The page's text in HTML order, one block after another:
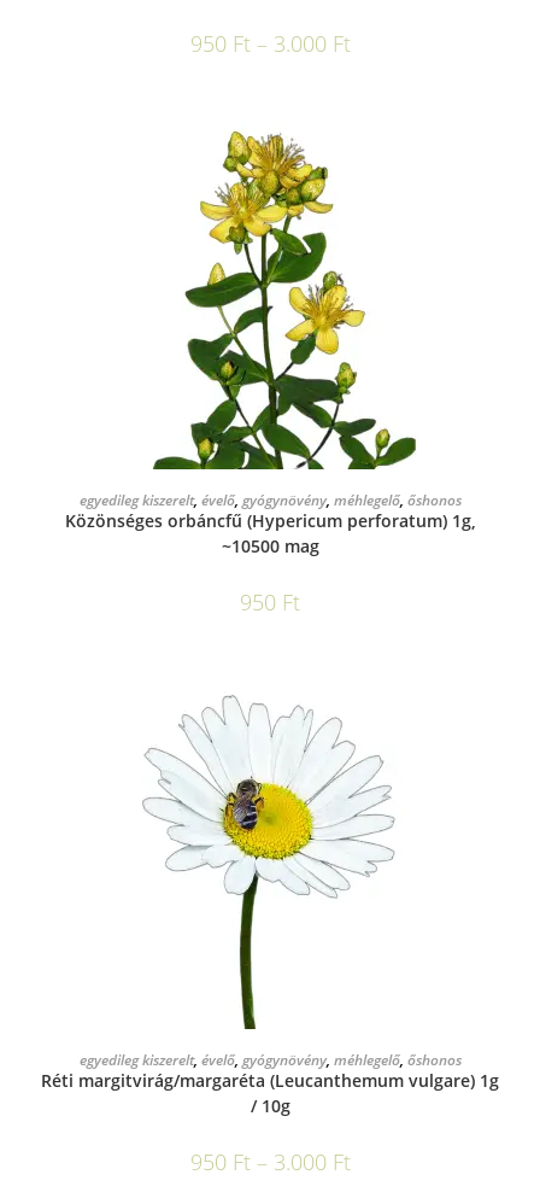
950 Ft – 3.000 Ft
KOSÁRBA TESZEM
egyedileg kiszerelt, évelő, gyógynövény, méhlegelő, őshonos
Közönséges orbáncfű (Hypericum perforatum) 1g,
~10500 mag
950 Ft
OPCIÓK VÁLASZTÁSA
egyedileg kiszerelt, évelő, gyógynövény, méhlegelő, őshonos
Réti margitvirág/margaréta (Leucanthemum vulgare) 1g
/ 10g
950 Ft – 3.000 Ft